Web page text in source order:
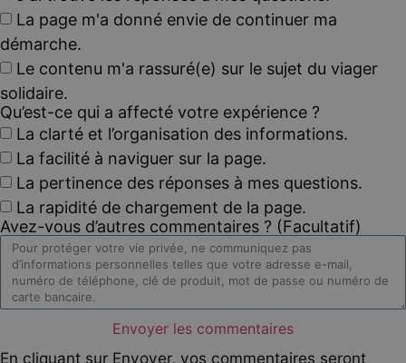
La page m'a donné envie de continuer ma
démarche.
Le contenu m'a rassuré(e) sur le sujet du viager
solidaire.
Qu’est-ce qui a affecté votre expérience ?
La clarté et l’organisation des informations.
La facilité à naviguer sur la page.
La pertinence des réponses à mes questions.
La rapidité de chargement de la page.
Avez-vous d’autres commentaires ? (Facultatif)
Envoyer les commentaires
En cliquant sur Envoyer, vos commentaires seront